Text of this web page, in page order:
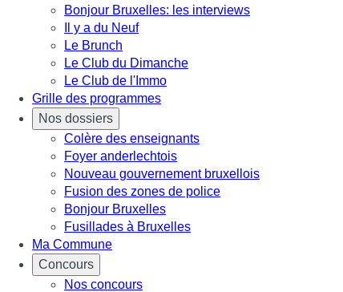
Bonjour Bruxelles: les interviews
Il y a du Neuf
Le Brunch
Le Club du Dimanche
Le Club de l'Immo
Grille des programmes
Nos dossiers
Colère des enseignants
Foyer anderlechtois
Nouveau gouvernement bruxellois
Fusion des zones de police
Bonjour Bruxelles
Fusillades à Bruxelles
Ma Commune
Concours
Nos concours